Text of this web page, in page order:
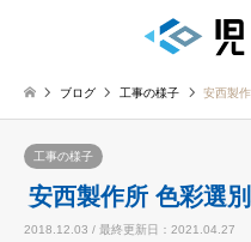
ブログ 工事の様子 安西製
工事の様子
安西製作所 色彩選
2018.12.03 / 最終更新日：2021.04.27